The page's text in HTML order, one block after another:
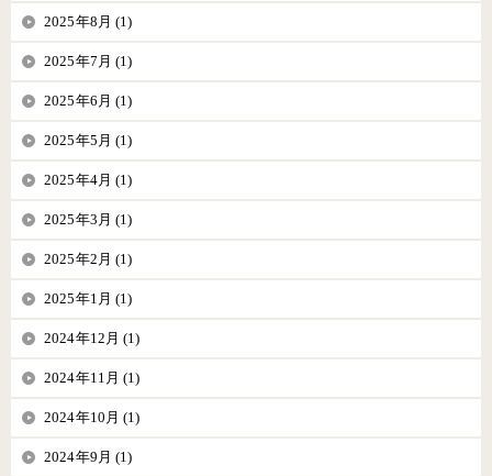
2025年8月 (1)
2025年7月 (1)
2025年6月 (1)
2025年5月 (1)
2025年4月 (1)
2025年3月 (1)
2025年2月 (1)
2025年1月 (1)
2024年12月 (1)
2024年11月 (1)
2024年10月 (1)
2024年9月 (1)